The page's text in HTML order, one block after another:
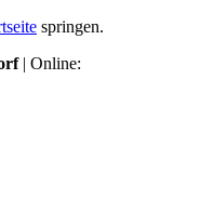
springen.
| Online: